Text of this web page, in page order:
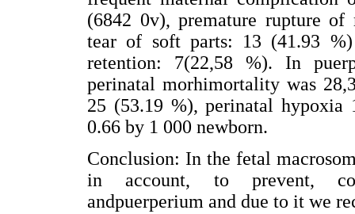
(6842 0v), premature rupture
tear of soft parts: 13 (41.93
retention: 7(22,58 %). In
perinatal morhimortality was
25 (53.19 %), perinatal
0.66 by 1 000 newborn.
Conclusion: In the fetal
in account, to prevent,
andpuerperium and due to it we